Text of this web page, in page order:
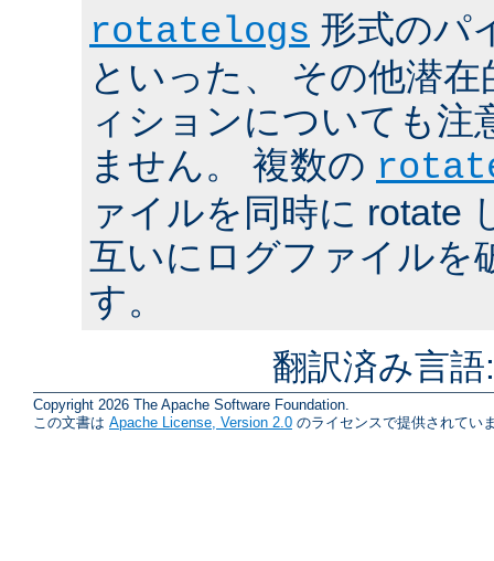
rotatelogs 形式のパ
といった、 その他潜
ィションについても注
ません。 複数の
ァイルを同時に rotate
互いにログファイルを
す。
翻訳済み言
Copyright 2026 The Apache Software Foundation.
この文書は Apache License, Version 2.0 のライセンスで提供されてい